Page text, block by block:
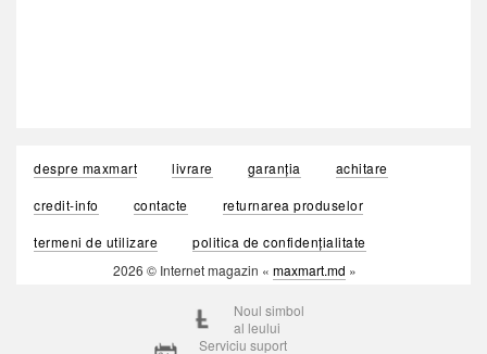
despre maxmart livrare garanția
achitare
credit-info
contacte
returnarea produselor
termeni de utilizare
politica de confidențialitate
2026 © Internet magazin « maxmart.md »
Noul simbol
al leului
Serviciu suport